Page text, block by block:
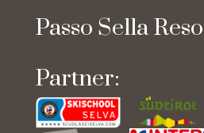
Passo Sella
Partner: